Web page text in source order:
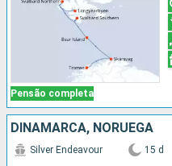
Pensão completa
DINAMARCA, NORUEGA
Silver Endeavour 15 d